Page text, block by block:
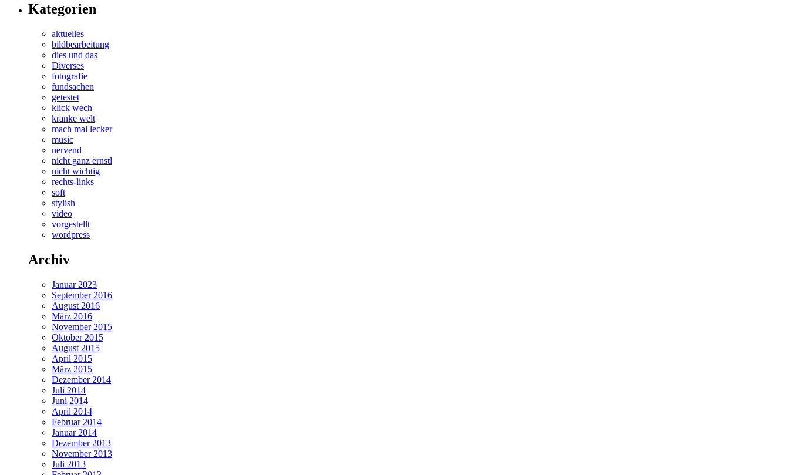
Kategorien
aktuelles
bildbearbeitung
dies und das
Diverses
fotografie
fundsachen
getestet
klick wech
kranke welt
mach mal lecker
music
nervend
nicht ganz ernstl
nicht wichtig
rechts-links
soft
stylish
video
vorgestellt
wordpress
Archiv
Januar 2023
September 2016
August 2016
März 2016
November 2015
Oktober 2015
August 2015
April 2015
März 2015
Dezember 2014
Juli 2014
Juni 2014
April 2014
Februar 2014
Januar 2014
Dezember 2013
November 2013
Juli 2013